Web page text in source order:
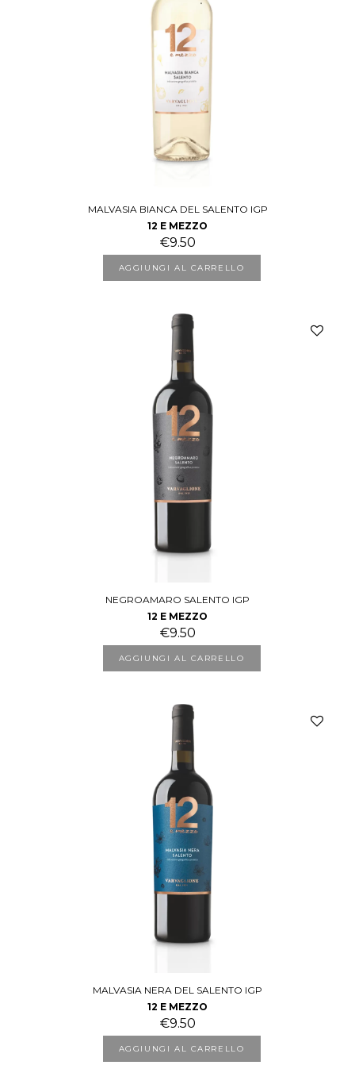
MALVASIA BIANCA DEL SALENTO IGP
12 E MEZZO
€9.50
AGGIUNGI AL CARRELLO
NEGROAMARO SALENTO IGP
12 E MEZZO
€9.50
AGGIUNGI AL CARRELLO
MALVASIA NERA DEL SALENTO IGP
12 E MEZZO
€9.50
AGGIUNGI AL CARRELLO